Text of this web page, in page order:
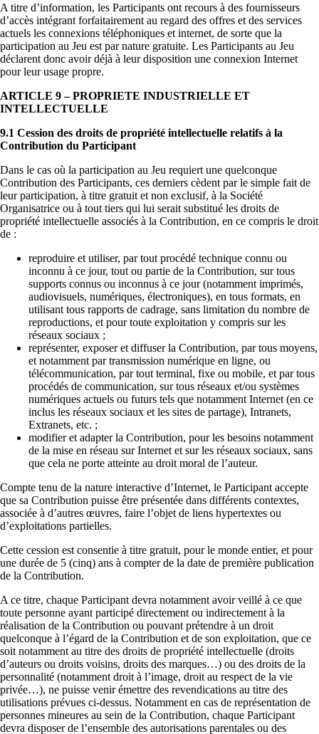
A titre d’information, les Participants ont recours à des fournisseurs
d’accès intégrant forfaitairement au regard des offres et des services
actuels les connexions téléphoniques et internet, de sorte que la
participation au Jeu est par nature gratuite. Les Participants au Jeu
déclarent donc avoir déjà à leur disposition une connexion Internet
pour leur usage propre.
ARTICLE 9 – PROPRIETE INDUSTRIELLE ET
INTELLECTUELLE
9.1 Cession des droits de propriété intellectuelle relatifs à la
Contribution du Participant
Dans le cas où la participation au Jeu requiert une quelconque
Contribution des Participants, ces derniers cèdent par le simple fait de
leur participation, à titre gratuit et non exclusif, à la Société
Organisatrice ou à tout tiers qui lui serait substitué les droits de
propriété intellectuelle associés à la Contribution, en ce compris le droit
de :
reproduire et utiliser, par tout procédé technique connu ou
inconnu à ce jour, tout ou partie de la Contribution, sur tous
supports connus ou inconnus à ce jour (notamment imprimés,
audiovisuels, numériques, électroniques), en tous formats, en
utilisant tous rapports de cadrage, sans limitation du nombre de
reproductions, et pour toute exploitation y compris sur les
réseaux sociaux ;
représenter, exposer et diffuser la Contribution, par tous moyens,
et notamment par transmission numérique en ligne, ou
télécommunication, par tout terminal, fixe ou mobile, et par tous
procédés de communication, sur tous réseaux et/ou systèmes
numériques actuels ou futurs tels que notamment Internet (en ce
inclus les réseaux sociaux et les sites de partage), Intranets,
Extranets, etc. ;
modifier et adapter la Contribution, pour les besoins notamment
de la mise en réseau sur Internet et sur les réseaux sociaux, sans
que cela ne porte atteinte au droit moral de l’auteur.
Compte tenu de la nature interactive d’Internet, le Participant accepte
que sa Contribution puisse être présentée dans différents contextes,
associée à d’autres œuvres, faire l’objet de liens hypertextes ou
d’exploitations partielles.
Cette cession est consentie à titre gratuit, pour le monde entier, et pour
une durée de 5 (cinq) ans à compter de la date de première publication
de la Contribution.
A ce titre, chaque Participant devra notamment avoir veillé à ce que
toute personne ayant participé directement ou indirectement à la
réalisation de la Contribution ou pouvant prétendre à un droit
quelconque à l’égard de la Contribution et de son exploitation, que ce
soit notamment au titre des droits de propriété intellectuelle (droits
d’auteurs ou droits voisins, droits des marques…) ou des droits de la
personnalité (notamment droit à l’image, droit au respect de la vie
privée…), ne puisse venir émettre des revendications au titre des
utilisations prévues ci-dessus. Notamment en cas de représentation de
personnes mineures au sein de la Contribution, chaque Participant
devra disposer de l’ensemble des autorisations parentales ou des